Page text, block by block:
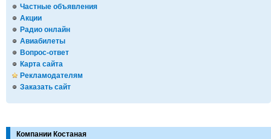
Частные объявления
Акции
Радио онлайн
Авиабилеты
Вопрос-ответ
Карта сайта
Рекламодателям
Заказать сайт
Компании Костаная